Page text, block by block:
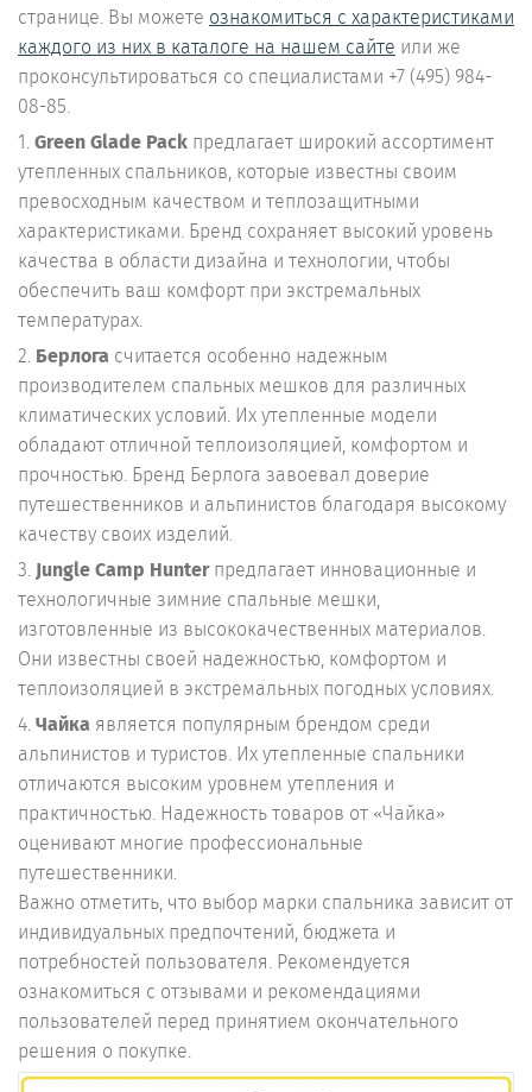
странице. Вы можете ознакомиться с характеристиками
каждого из них в каталоге на нашем сайте или же
проконсультироваться со специалистами +7 (495) 984-
08-85.
1. Green Glade Pack предлагает широкий ассортимент
утепленных спальников, которые известны своим
превосходным качеством и теплозащитными
характеристиками. Бренд сохраняет высокий уровень
качества в области дизайна и технологии, чтобы
обеспечить ваш комфорт при экстремальных
температурах.
2. Берлога считается особенно надежным
производителем спальных мешков для различных
климатических условий. Их утепленные модели
обладают отличной теплоизоляцией, комфортом и
прочностью. Бренд Берлога завоевал доверие
путешественников и альпинистов благодаря высокому
качеству своих изделий.
3. Jungle Camp Hunterпредлагает инновационные и
технологичные зимние спальные мешки,
изготовленные из высококачественных материалов.
Они известны своей надежностью, комфортом и
теплоизоляцией в экстремальных погодных условиях.
4. Чайка является популярным брендом среди
альпинистов и туристов. Их утепленные спальники
отличаются высоким уровнем утепления и
практичностью. Надежность товаров от «Чайка»
оценивают многие профессиональные
путешественники.
Важно отметить, что выбор марки спальника зависит от
индивидуальных предпочтений, бюджета и
потребностей пользователя. Рекомендуется
ознакомиться с отзывами и рекомендациями
пользователей перед принятием окончательного
решения о покупке.